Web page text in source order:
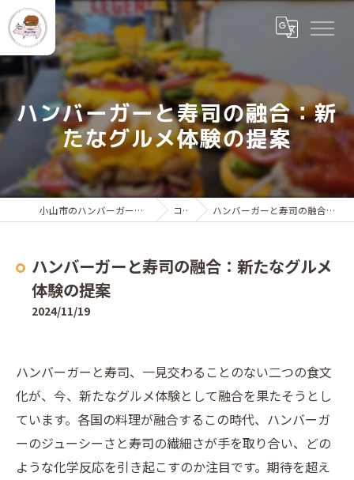
ハンバーガーと寿司の融合：新
たなグルメ体験の提案
小山市のハンバーガーならr and a Burger Shop コラム ハンバーガーと寿司の融合：新たなグルメ体験の提案
ハンバーガーと寿司の融合：新たなグルメ
体験の提案
2024/11/19
ハンバーガーと寿司、一見交わることのない二つの食文
化が、今、新たなグルメ体験として融合を果たそうとし
ています。各国の料理が融合するこの時代、ハンバーガ
ーのジューシーさと寿司の繊細さが手を取り合い、どの
ような化学反応を引き起こすのか注目です。期待を超え